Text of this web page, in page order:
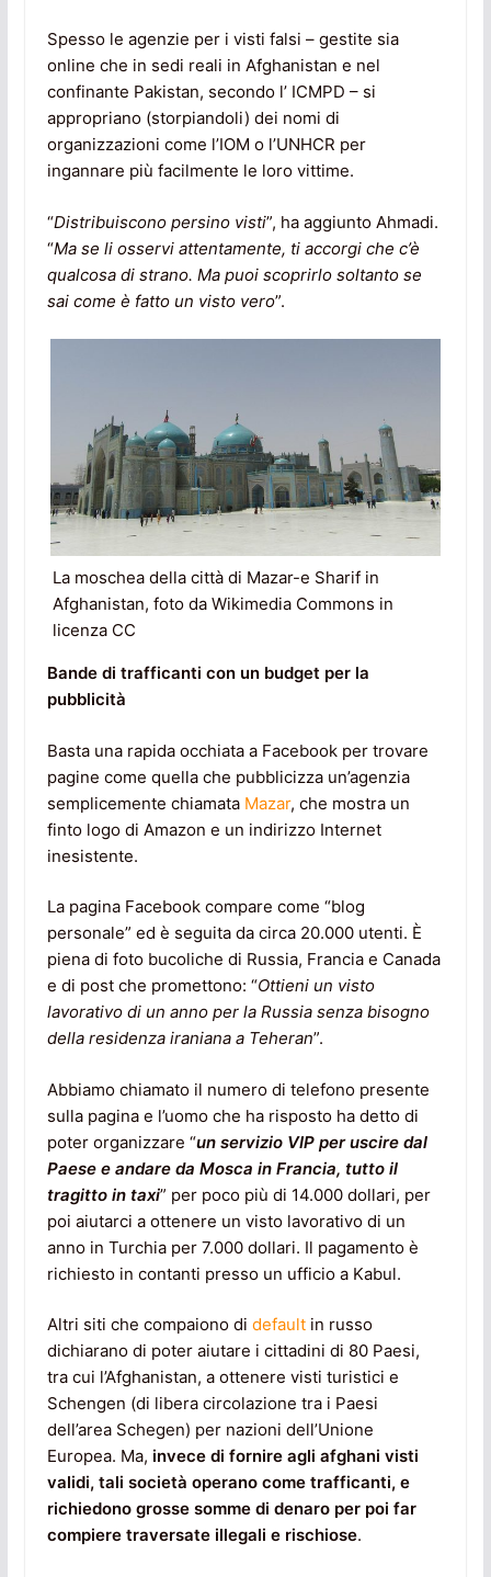
Spesso le agenzie per i visti falsi – gestite sia
online che in sedi reali in Afghanistan e nel
confinante Pakistan, secondo l’ ICMPD – si
appropriano (storpiandoli) dei nomi di
organizzazioni come l’IOM o l’UNHCR per
ingannare più facilmente le loro vittime.
“Distribuiscono persino visti”, ha aggiunto Ahmadi.
“Ma se li osservi attentamente, ti accorgi che c’è
qualcosa di strano. Ma puoi scoprirlo soltanto se
sai come è fatto un visto vero”.
La moschea della città di Mazar-e Sharif in
Afghanistan, foto da Wikimedia Commons in
licenza CC
Bande di trafficanti con un budget per la
pubblicità
Basta una rapida occhiata a Facebook per trovare
pagine come quella che pubblicizza un’agenzia
semplicemente chiamata Mazar, che mostra un
finto logo di Amazon e un indirizzo Internet
inesistente.
La pagina Facebook compare come “blog
personale” ed è seguita da circa 20.000 utenti. È
piena di foto bucoliche di Russia, Francia e Canada
e di post che promettono: “Ottieni un visto
lavorativo di un anno per la Russia senza bisogno
della residenza iraniana a Teheran”.
Abbiamo chiamato il numero di telefono presente
sulla pagina e l’uomo che ha risposto ha detto di
poter organizzare “un servizio VIP per uscire dal
Paese e andare da Mosca in Francia, tutto il
tragitto in taxi” per poco più di 14.000 dollari, per
poi aiutarci a ottenere un visto lavorativo di un
anno in Turchia per 7.000 dollari. Il pagamento è
richiesto in contanti presso un ufficio a Kabul.
Altri siti che compaiono di defaultin russo
dichiarano di poter aiutare i cittadini di 80 Paesi,
tra cui l’Afghanistan, a ottenere visti turistici e
Schengen (di libera circolazione tra i Paesi
dell’area Schegen) per nazioni dell’Unione
Europea. Ma, invece di fornire agli afghani visti
validi, tali società operano come trafficanti, e
richiedono grosse somme di denaro per poi far
compiere traversate illegali e rischiose.